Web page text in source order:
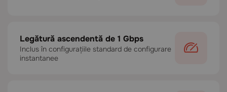
Legătură ascendentă de 1 Gbps
Inclus în configurațiile standard de configurare
instantanee